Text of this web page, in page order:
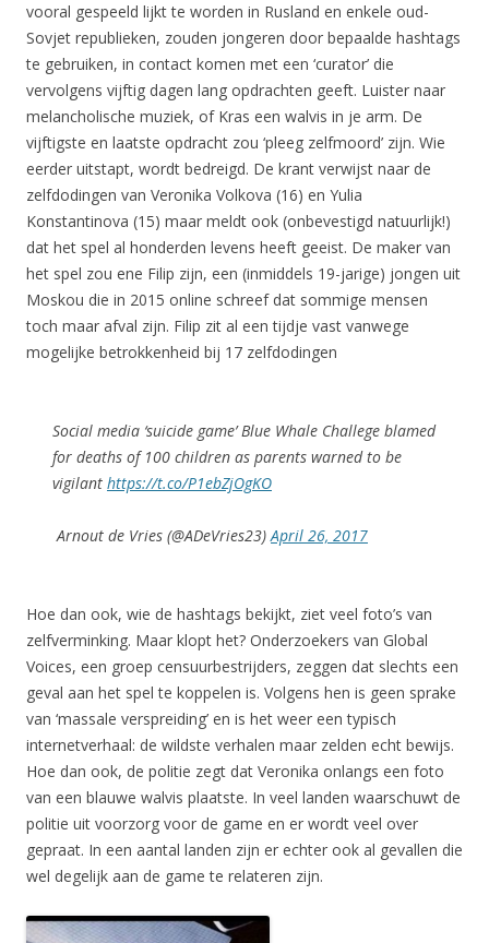
vooral gespeeld lijkt te worden in Rusland en enkele oud-
Sovjet republieken, zouden jongeren door bepaalde hashtags
te gebruiken, in contact komen met een ‘curator’ die
vervolgens vijftig dagen lang opdrachten geeft. Luister naar
melancholische muziek, of Kras een walvis in je arm. De
vijftigste en laatste opdracht zou ‘pleeg zelfmoord’ zijn. Wie
eerder uitstapt, wordt bedreigd. De krant verwijst naar de
zelfdodingen van Veronika Volkova (16) en Yulia
Konstantinova (15) maar meldt ook (onbevestigd natuurlijk!)
dat het spel al honderden levens heeft geeist. De maker van
het spel zou ene Filip zijn, een (inmiddels 19-jarige) jongen uit
Moskou die in 2015 online schreef dat sommige mensen
toch maar afval zijn. Filip zit al een tijdje vast vanwege
mogelijke betrokkenheid bij 17 zelfdodingen
Social media ‘suicide game’ Blue Whale Challege blamed
for deaths of 100 children as parents warned to be
vigilant https://t.co/P1ebZjOgKO
Arnout de Vries (@ADeVries23)April 26, 2017
Hoe dan ook, wie de hashtags bekijkt, ziet veel foto’s van
zelfverminking. Maar klopt het? Onderzoekers van Global
Voices, een groep censuurbestrijders, zeggen dat slechts een
geval aan het spel te koppelen is. Volgens hen is geen sprake
van ‘massale verspreiding’ en is het weer een typisch
internetverhaal: de wildste verhalen maar zelden echt bewijs.
Hoe dan ook, de politie zegt dat Veronika onlangs een foto
van een blauwe walvis plaatste. In veel landen waarschuwt de
politie uit voorzorg voor de game en er wordt veel over
gepraat. In een aantal landen zijn er echter ook al gevallen die
wel degelijk aan de game te relateren zijn.